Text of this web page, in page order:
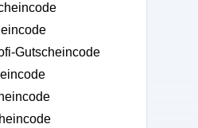
Gutscheincode